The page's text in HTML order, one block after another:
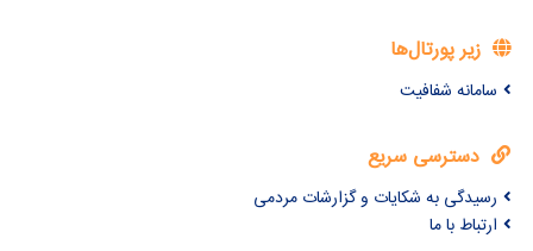
زیر پورتال‌ها
سامانه شفافیت
دسترسی سریع
رسیدگی به شکایات و گزارشات مردمی
ارتباط با ما